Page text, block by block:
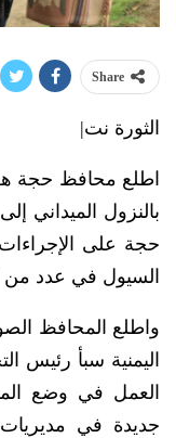
Share
الثورة نت|
اطلع محافظ حجة
بالنزول الميداني
حجة على الإجراءات
السيول في عدد من
واطلع المحافظ
اليمنية سبأ رئيس
العمل في وضع
جديدة في